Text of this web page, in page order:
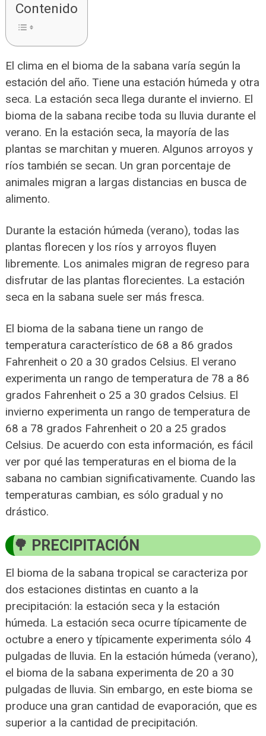
Contenido
El clima en el bioma de la sabana varía según la
estación del año. Tiene una estación húmeda y otra
seca. La estación seca llega durante el invierno. El
bioma de la sabana recibe toda su lluvia durante el
verano. En la estación seca, la mayoría de las
plantas se marchitan y mueren. Algunos arroyos y
ríos también se secan. Un gran porcentaje de
animales migran a largas distancias en busca de
alimento.
Durante la estación húmeda (verano), todas las
plantas florecen y los ríos y arroyos fluyen
libremente. Los animales migran de regreso para
disfrutar de las plantas florecientes. La estación
seca en la sabana suele ser más fresca.
El bioma de la sabana tiene un rango de
temperatura característico de 68 a 86 grados
Fahrenheit o 20 a 30 grados Celsius. El verano
experimenta un rango de temperatura de 78 a 86
grados Fahrenheit o 25 a 30 grados Celsius. El
invierno experimenta un rango de temperatura de
68 a 78 grados Fahrenheit o 20 a 25 grados
Celsius. De acuerdo con esta información, es fácil
ver por qué las temperaturas en el bioma de la
sabana no cambian significativamente. Cuando las
temperaturas cambian, es sólo gradual y no
drástico.
PRECIPITACIÓN
El bioma de la sabana tropical se caracteriza por
dos estaciones distintas en cuanto a la
precipitación: la estación seca y la estación
húmeda. La estación seca ocurre típicamente de
octubre a enero y típicamente experimenta sólo 4
pulgadas de lluvia. En la estación húmeda (verano),
el bioma de la sabana experimenta de 20 a 30
pulgadas de lluvia. Sin embargo, en este bioma se
produce una gran cantidad de evaporación, que es
superior a la cantidad de precipitación.